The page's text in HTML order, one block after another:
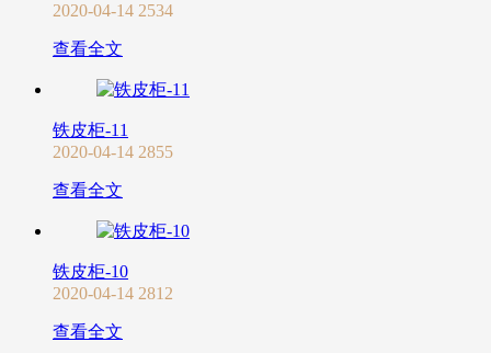
2020-04-14 2534
查看全文
铁皮柜-11
2020-04-14 2855
查看全文
铁皮柜-10
2020-04-14 2812
查看全文